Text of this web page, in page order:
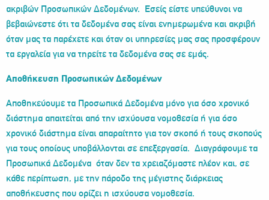
ακριβών Προσωπικών Δεδομένων. Εσείς είστε υπεύθυνοι να
βεβαιώνεστε ότι τα δεδομένα σας είναι ενημερωμένα και ακριβή
όταν μας τα παρέχετε και όταν οι υπηρεσίες μας σας προσφέρουν
τα εργαλεία για να τηρείτε τα δεδομένα σας σε εμάς.
Αποθήκευση Προσωπικών Δεδομένων
Αποθηκεύουμε τα Προσωπικά Δεδομένα μόνο για όσο χρονικό
διάστημα απαιτείται από την ισχύουσα νομοθεσία ή για όσο
χρονικό διάστημα είναι απαραίτητο για τον σκοπό ή τους σκοπούς
για τους οποίους υποβάλλονται σε επεξεργασία. Διαγράφουμε τα
Προσωπικά Δεδομένα όταν δεν τα χρειαζόμαστε πλέον και, σε
κάθε περίπτωση, με την πάροδο της μέγιστης διάρκειας
αποθήκευσης που ορίζει η ισχύουσα νομοθεσία.